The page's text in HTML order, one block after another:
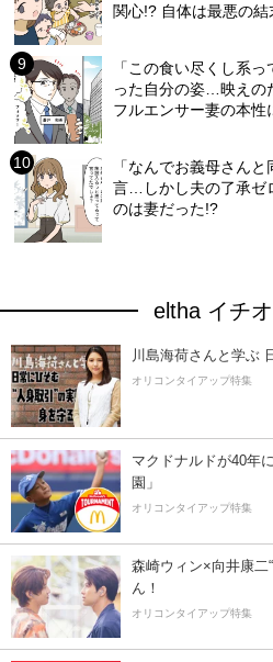
関心!? 自体は最悪の結
「この食い尽くし系
った自分の姿…映えの
フルエンサー妻の本性
「なんでお義母さん
言…しかし夫の了承ゼ
のは妻だった!?
eltha イチ
川島海荷さんと学ぶ
オリコンタイアップ特集
マクドナルドが40年
園」
オリコンタイアップ特集
森崎ウィン×向井康二
ん！
オリコンタイアップ特集